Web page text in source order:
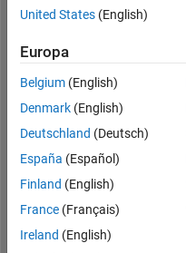
desde
Followers:
Following:
0
Follow
Mensaje
United States (English)
Europa
Belgium (English)
Denmark (English)
Deutschland (Deutsch)
España (Español)
Finland (English)
France (Français)
Ireland (English)